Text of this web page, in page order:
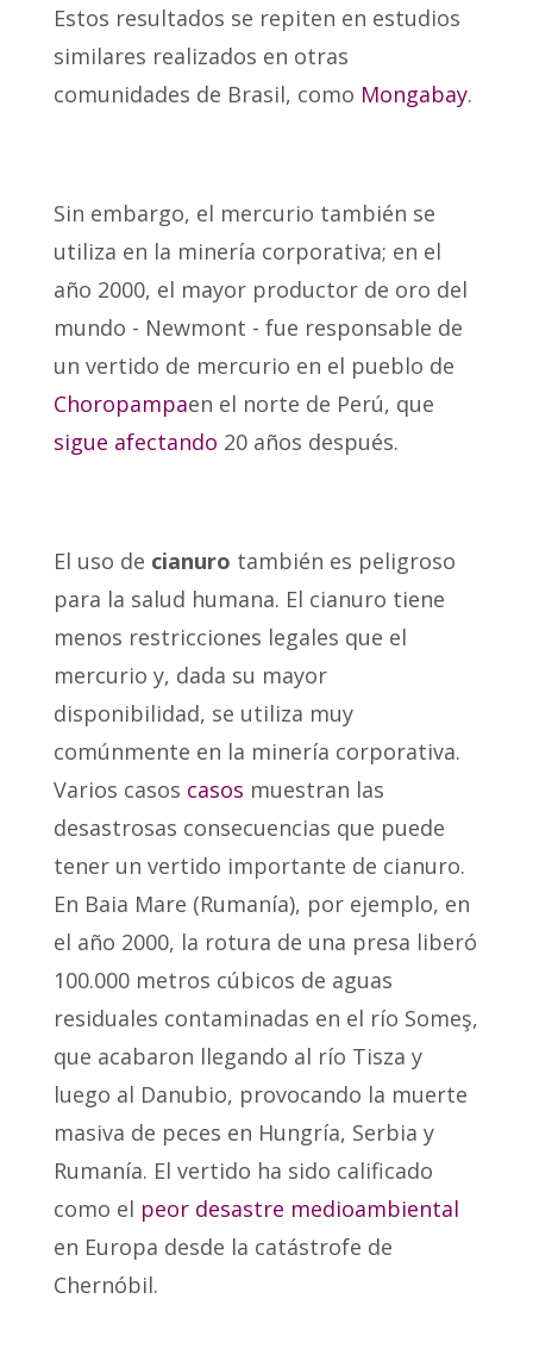
Estos resultados se repiten en estudios
similares realizados en otras
comunidades de Brasil, como Mongabay.
Sin embargo, el mercurio también se
utiliza en la minería corporativa; en el
año 2000, el mayor productor de oro del
mundo - Newmont - fue responsable de
un vertido de mercurio en el pueblo de
Choropampaen el norte de Perú, que
sigue afectando 20 años después.
El uso de cianuro también es peligroso
para la salud humana. El cianuro tiene
menos restricciones legales que el
mercurio y, dada su mayor
disponibilidad, se utiliza muy
comúnmente en la minería corporativa.
Varios casos casos muestran las
desastrosas consecuencias que puede
tener un vertido importante de cianuro.
En Baia Mare (Rumanía), por ejemplo, en
el año 2000, la rotura de una presa liberó
100.000 metros cúbicos de aguas
residuales contaminadas en el río Someş,
que acabaron llegando al río Tisza y
luego al Danubio, provocando la muerte
masiva de peces en Hungría, Serbia y
Rumanía. El vertido ha sido calificado
como el peor desastre medioambiental
en Europa desde la catástrofe de
Chernóbil.